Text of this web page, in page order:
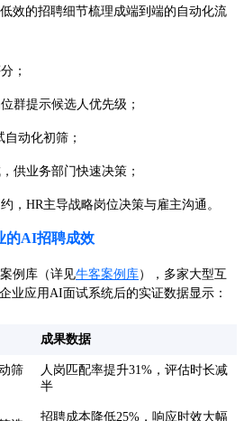
效的招聘细节梳理成端到端的自动化流
；
群提示候选人优先级；
动化初筛；
供业务部门快速决策；
，HR主导战略岗位决策与雇主沟通。
的AI招聘成效
例库（详见牛客案例库），多家大型互
业应用AI面试系统后的实证数据显示：
成果数据
筛
人岗匹配率提升31%，评估时长减
半
招聘成本降低25%，响应时效大幅